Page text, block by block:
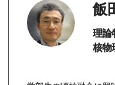
飯
理論
核物